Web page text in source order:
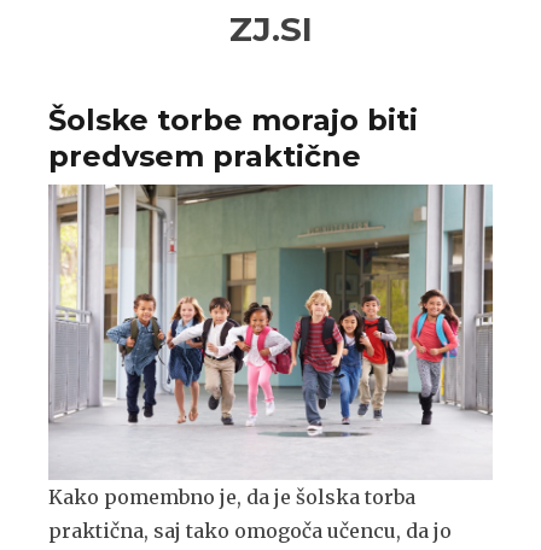
ZJ.SI
Šolske torbe morajo biti
predvsem praktične
Kako pomembno je, da je šolska torba
praktična, saj tako omogoča učencu, da jo